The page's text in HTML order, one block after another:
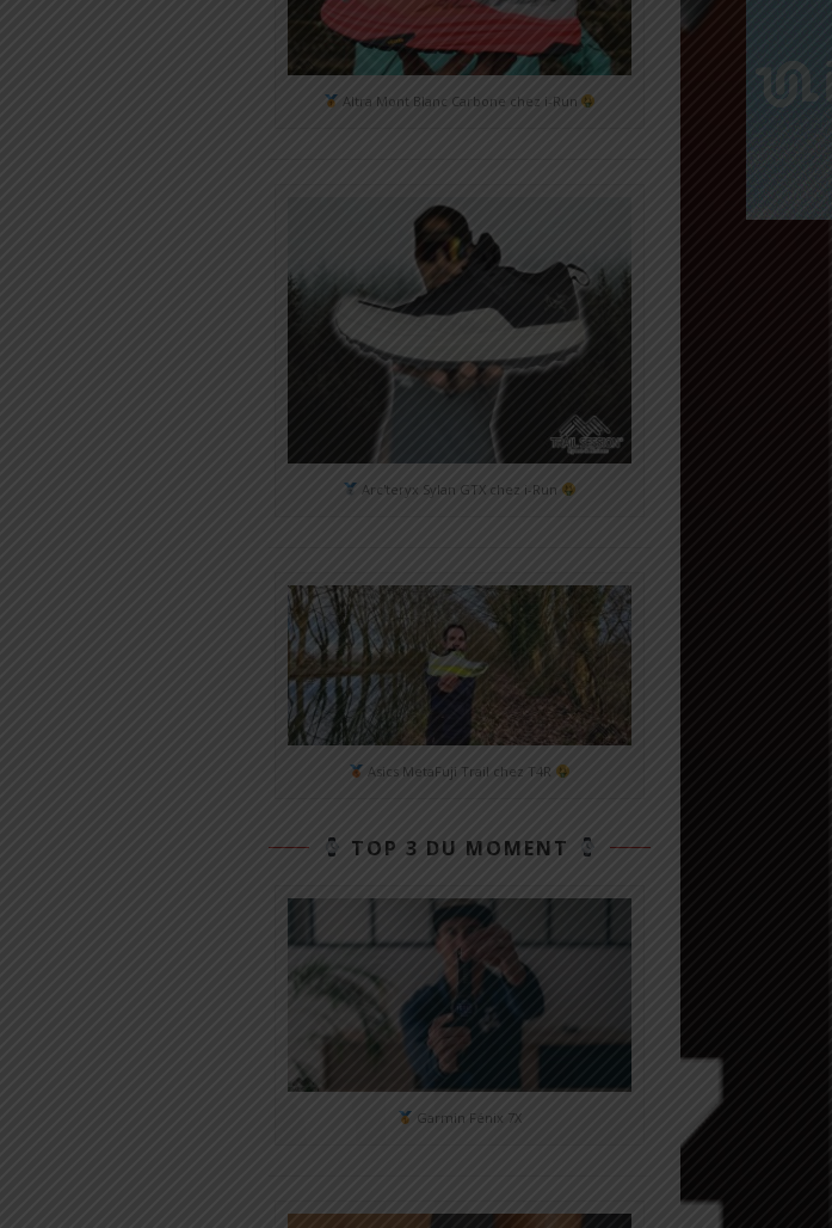
Altra Mont Blanc Carbone chez i-Run
Arc'teryx Sylan GTX chez i-Run
Asics MetaFuji Trail chez T4R
TOP 3 DU MOMENT
Garmin Fénix 7X